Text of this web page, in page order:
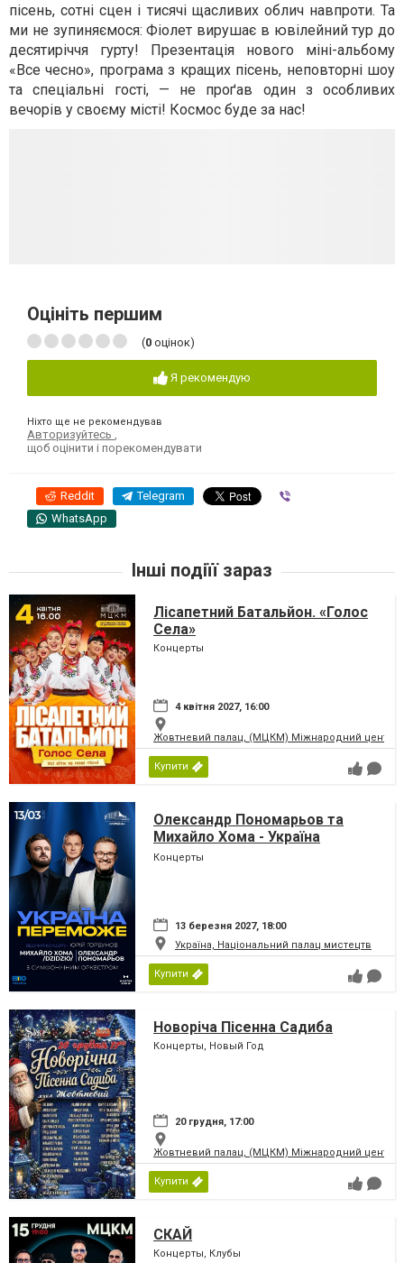
пісень, сотні сцен і тисячі щасливих облич навпроти. Та
ми не зупиняємося: Фіолет вирушає в ювілейний тур до
десятиріччя гурту! Презентація нового міні-альбому
«Все чесно», програма з кращих пісень, неповторні шоу
та спеціальні гості, — не проґав один з особливих
вечорів у своєму місті! Космос буде за нас!
Оцініть першим
(0 оцінок)
Я рекомендую
Ніхто ще не рекомендував
Авторизуйтесь ,
щоб оцінити і порекомендувати
Reddit Telegram
WhatsApp
Інші подіїї зараз
Лісапетний Батальйон. «Голос
Села»
Концерты
4 квітня 2027, 16:00
Жовтневий палац, (МЦКМ) Міжнародний центр
Купити
Олександр Пономарьов та
Михайло Хома - Україна
Переможе!
Концерты
13 березня 2027, 18:00
Україна, Національний палац мистецтв
Купити
Новоріча Пісенна Садиба
Концерты, Новый Год
20 грудня, 17:00
Жовтневий палац, (МЦКМ) Міжнародний центр
Купити
СКАЙ
Концерты, Клубы